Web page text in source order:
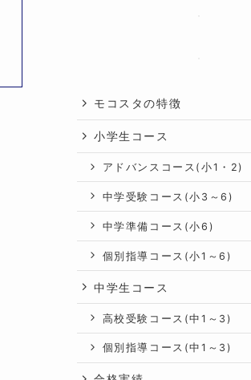
モコスタの特徴
小学生コース
アドバンスコース(小1・2)
中学受験コース(小3～6)
中学準備コース(小6)
個別指導コース(小1～6)
中学生コース
高校受験コース(中1～3)
個別指導コース(中1～3)